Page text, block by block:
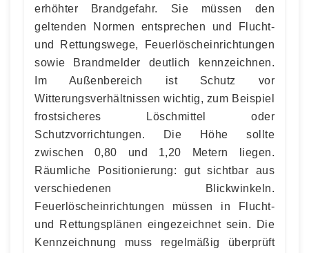
erhöhter Brandgefahr. Sie müssen den
geltenden Normen entsprechen und Flucht-
und Rettungswege, Feuerlöscheinrichtungen
sowie Brandmelder deutlich kennzeichnen.
Im Außenbereich ist Schutz vor
Witterungsverhältnissen wichtig, zum Beispiel
frostsicheres Löschmittel oder
Schutzvorrichtungen. Die Höhe sollte
zwischen 0,80 und 1,20 Metern liegen.
Räumliche Positionierung: gut sichtbar aus
verschiedenen Blickwinkeln.
Feuerlöscheinrichtungen müssen in Flucht-
und Rettungsplänen eingezeichnet sein. Die
Kennzeichnung muss regelmäßig überprüft